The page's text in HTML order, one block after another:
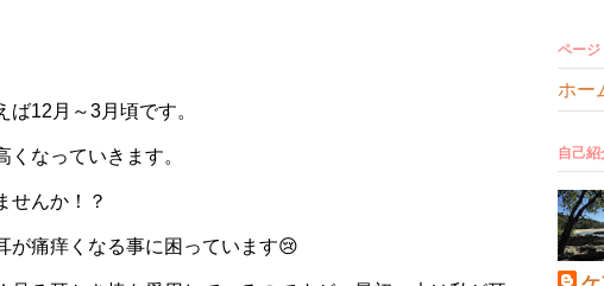
12月～3月頃です。
なっていきます。
せんか！？
が痛痒くなる事に困っています😢
ページ
ホー
自己紹